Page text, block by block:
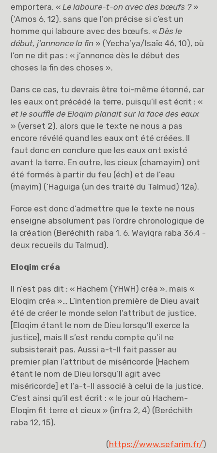
emportera. «Le laboure-t-on avec des bœufs ?»
(‘Amos 6, 12), sans que l’on précise si c’est un
homme qui laboure avec des bœufs. «Dès le
début, j’annonce la fin » (Yecha’ya/Isaïe 46, 10), où
l’on ne dit pas : « j’annonce dès le début des
choses la fin des choses ».
Dans ce cas, tu devrais être toi-même étonné, car
les eaux ont précédé la terre, puisqu’il est écrit : «
et le souffle de Eloqim planait sur la face des eaux
» (verset 2), alors que le texte ne nous a pas
encore révélé quand les eaux ont été créées. Il
faut donc en conclure que les eaux ont existé
avant la terre. En outre, les cieux (chamayim) ont
été formés à partir du feu (éch) et de l’eau
(mayim) (‘Haguiga (un des traité du Talmud) 12a).
Force est donc d’admettre que le texte ne nous
enseigne absolument pas l’ordre chronologique de
la création (Beréchith raba 1, 6, Wayiqra raba 36,4 -
deux recueils du Talmud).
Eloqim créa
Il n’est pas dit : « Hachem (YHWH) créa », mais «
Eloqim créa »… L’intention première de Dieu avait
été de créer le monde selon l’attribut de justice,
[Eloqim étant le nom de Dieu lorsqu’Il exerce la
justice], mais Il s’est rendu compte qu’il ne
subsisterait pas. Aussi a-t-Il fait passer au
premier plan l’attribut de miséricorde [Hachem
étant le nom de Dieu lorsqu’Il agit avec
miséricorde] et l’a-t-Il associé à celui de la justice.
C’est ainsi qu’il est écrit : « le jour où Hachem-
Eloqim fit terre et cieux » (infra 2, 4) (Beréchith
raba 12, 15).
(https://www.sefarim.fr/)